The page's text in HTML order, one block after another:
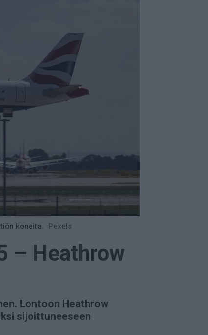
koneita. Pexels
– Heathrow
Lontoon Heathrow
sijoittuneeseen